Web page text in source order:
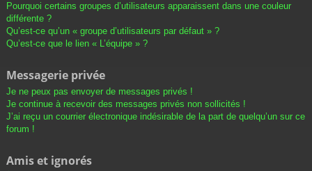
Pourquoi certains groupes d’utilisateurs apparaissent dans une couleur
différente ?
Qu’est-ce qu’un « groupe d’utilisateurs par défaut » ?
Qu’est-ce que le lien « L’équipe » ?
Messagerie privée
Je ne peux pas envoyer de messages privés !
Je continue à recevoir des messages privés non sollicités !
J’ai reçu un courrier électronique indésirable de la part de quelqu’un sur ce
forum !
Amis et ignorés